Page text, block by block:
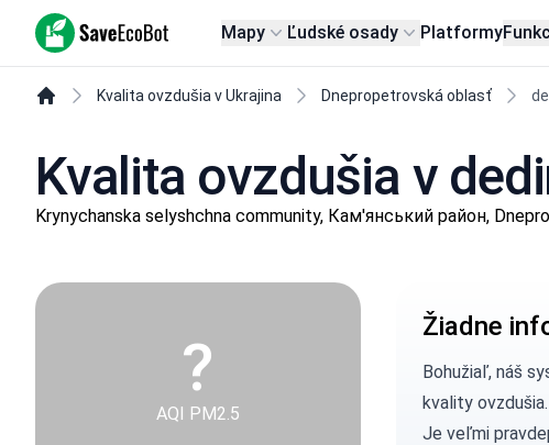
SaveEcoBot Mapy Ľudské osady Platformy
Kvalita ovzdušia v Ukrajina Dnepropetrovská oblasť
Kvalita ovzdušia v
Krynychanska selyshchna community, Кам'янський район,
?
AQI PM2.5
Žiadne
Bohužiaľ, náš
kvality ovzdušia.
Je veľmi